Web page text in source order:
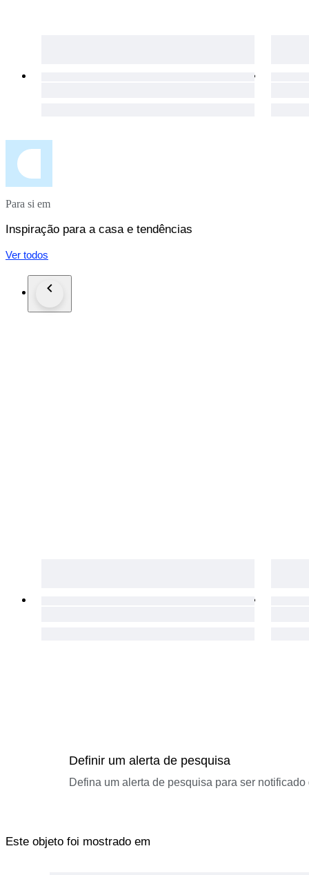
Para si em
Inspiração para a casa e tendências
Ver todos
Definir um alerta de pesquisa
Defina um alerta de pesquisa para ser
Este objeto foi mostrado em